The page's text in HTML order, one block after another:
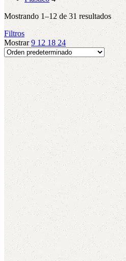
Mostrando 1–12 de 31 resultados
Filtros
Mostrar9 12 1824